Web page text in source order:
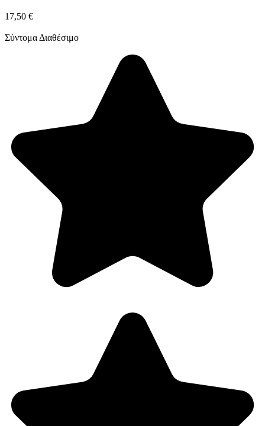
17,50 €
Σύντομα Διαθέσιμο